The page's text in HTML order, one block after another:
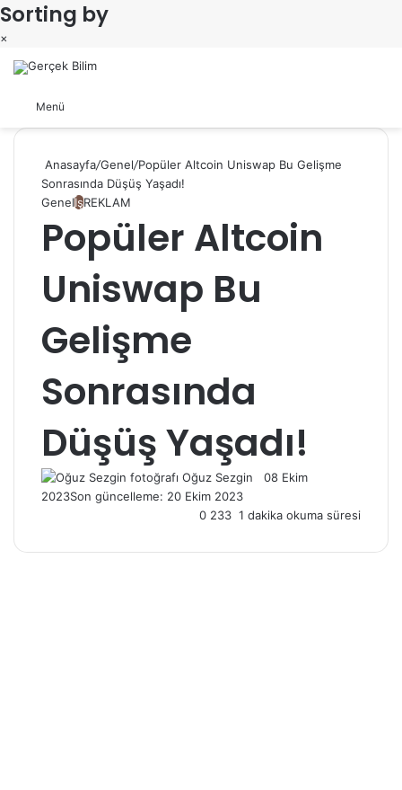
Sorting by
×
Menü
Anasayfa/Genel/Popüler Altcoin Uniswap Bu Gelişme
Sonrasında Düşüş Yaşadı!
GenelİşREKLAM
Popüler Altcoin
Uniswap Bu
Gelişme
Sonrasında
Düşüş Yaşadı!
Oğuz Sezgin
Follow
X
Bir
posta
08 Ekim
2023Son güncelleme: 20 Ekim 2023
0 233 1 dakika okuma süresi